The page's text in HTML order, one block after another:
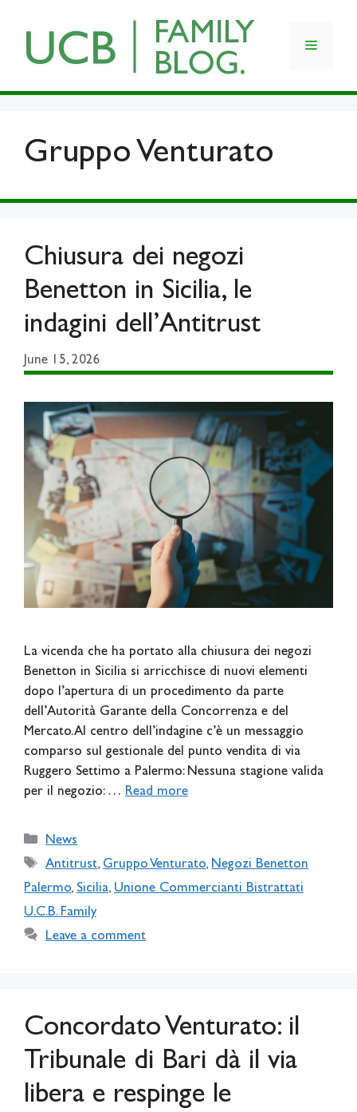
content
Menu
Gruppo Venturato
Chiusura dei negozi
Benetton in Sicilia, le
indagini dell’Antitrust
June 15, 2026
La vicenda che ha portato alla chiusura dei negozi
Benetton in Sicilia si arricchisce di nuovi elementi
dopo l’apertura di un procedimento da parte
dell’Autorità Garante della Concorrenza e del
Mercato. Al centro dell’indagine c’è un messaggio
comparso sul gestionale del punto vendita di via
Ruggero Settimo a Palermo: Nessuna stagione valida
per il negozio: … Read more
Categories
News
Tags
Antitrust, Gruppo Venturato, Negozi Benetton
Palermo, Sicilia, Unione Commercianti Bistrattati
U.C.B. Family
Leave a comment
Concordato Venturato: il
Tribunale di Bari dà il via
libera e respinge le